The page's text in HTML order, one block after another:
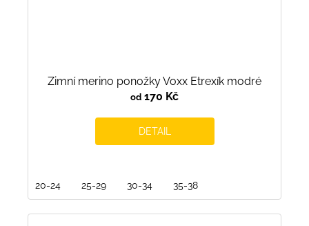
Zimní merino ponožky Voxx Etrexík modré
od 170 Kč
DETAIL
20-24 25-29 30-34 35-38